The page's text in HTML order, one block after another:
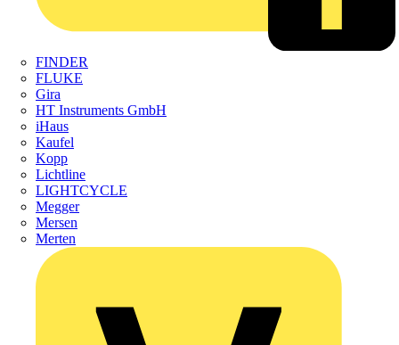
FINDER
FLUKE
Gira
HT Instruments GmbH
iHaus
Kaufel
Kopp
Lichtline
LIGHTCYCLE
Megger
Mersen
Merten